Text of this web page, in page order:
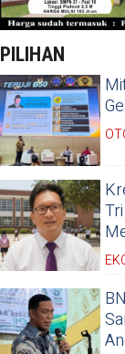
PILIHAN